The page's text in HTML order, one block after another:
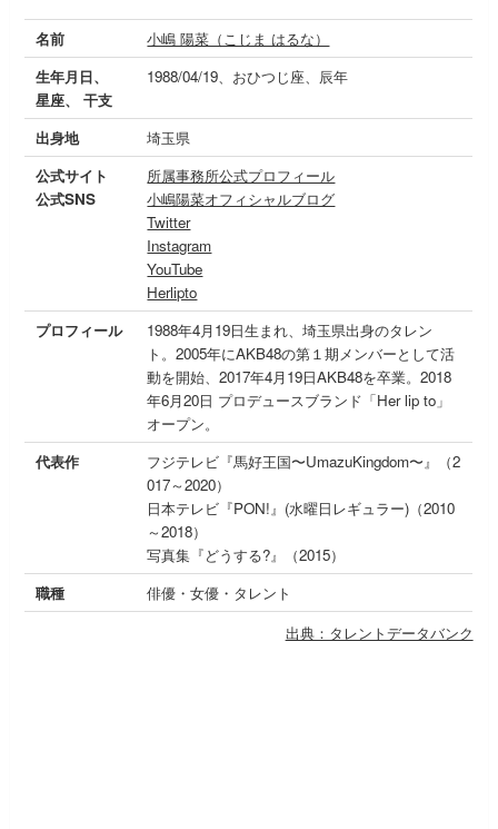
名前
小嶋 陽菜（こじま はるな）
生年月日、
星座、 干支
1988/04/19、おひつじ座、辰年
出身地
埼玉県
公式サイト
公式SNS
所属事務所公式プロフィール
小嶋陽菜オフィシャルブログ
Twitter
Instagram
YouTube
Herlipto
プロフィール
1988年4月19日生まれ、埼玉県出身のタレン
ト。2005年にAKB48の第１期メンバーとして活
動を開始、2017年4月19日AKB48を卒業。2018
年6月20日 プロデュースブランド「Her lip to」
オープン。
代表作
フジテレビ『馬好王国〜UmazuKingdom〜』（2
017～2020）
日本テレビ『PON!』(水曜日レギュラー)（2010
～2018）
写真集『どうする?』（2015）
職種
俳優・女優・タレント
出典：タレントデータバンク